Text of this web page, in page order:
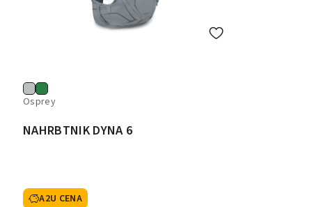
Osprey
NAHRBTNIK DYNA 6
A2U CENA